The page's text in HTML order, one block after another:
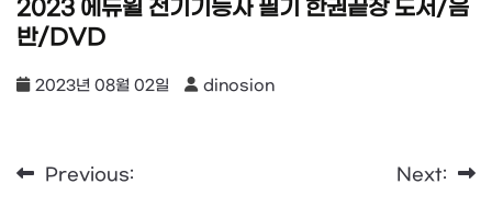
2023 에듀윌 전기기능사 필기 한권끝장 도서/음
반/DVD
2023년 08월 02일 dinosion
글 Previous: Next: